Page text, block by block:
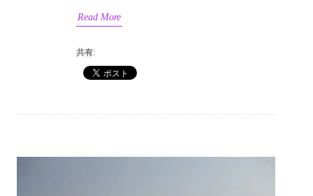
Read More
共有: